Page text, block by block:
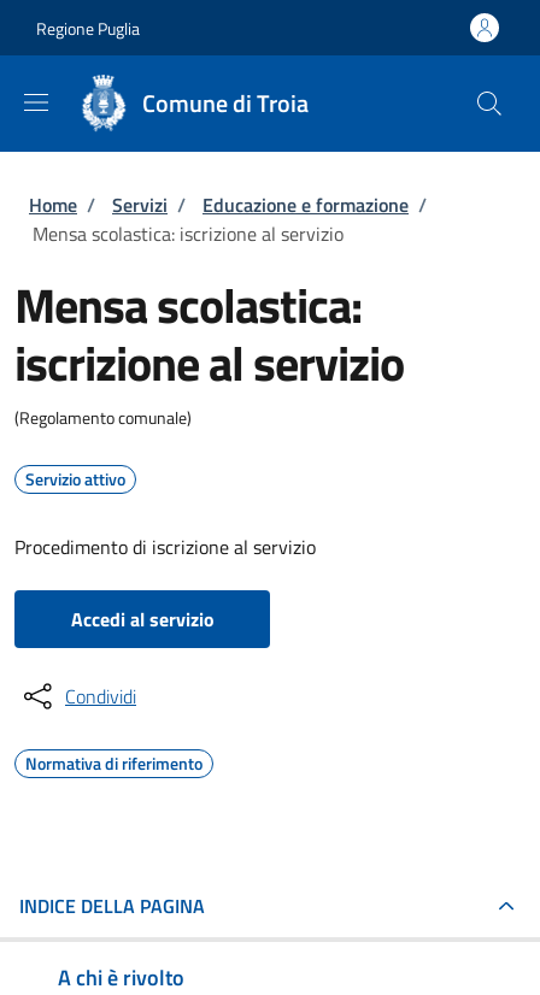
Regione Puglia
Comune di Troia
Briciole di pane
Home / Servizi / Educazione e formazione /
Mensa scolastica: iscrizione al servizio
Mensa scolastica:
iscrizione al servizio
(Regolamento comunale)
Servizio attivo
Procedimento di iscrizione al servizio
Accedi al servizio
Condividi
Normativa di riferimento
INDICE DELLA PAGINA
A chi è rivolto